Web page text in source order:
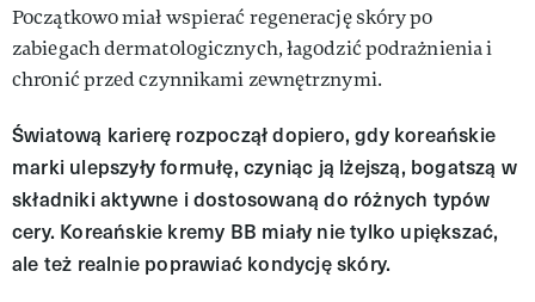
Początkowo miał wspierać regenerację skóry po
zabiegach dermatologicznych, łagodzić podrażnienia i
chronić przed czynnikami zewnętrznymi.
Światową karierę rozpoczął dopiero, gdy koreańskie
marki ulepszyły formułę, czyniąc ją lżejszą, bogatszą w
składniki aktywne i dostosowaną do różnych typów
cery. Koreańskie kremy BB miały nie tylko upiększać,
ale też realnie poprawiać kondycję skóry.